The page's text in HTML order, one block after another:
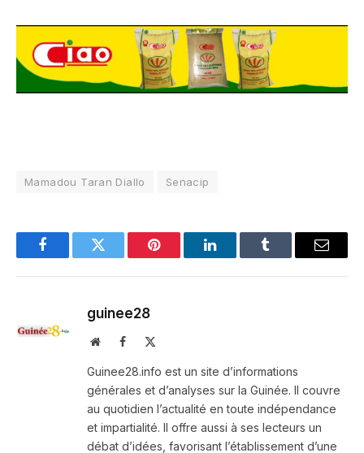
Mamadou Taran Diallo Senacip
FacebookTwitter Pinterest LinkedInTumblr Email
guinee28
WebsiteFacebook
Guinee28.info est un site d’informations
générales et d’analyses sur la Guinée. Il couvre
au quotidien l’actualité en toute indépendance
et impartialité. Il offre aussi à ses lecteurs un
débat d’idées, favorisant l’établissement d’une